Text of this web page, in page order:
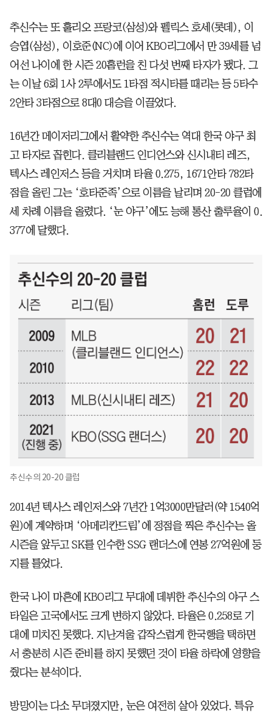
추신수는 또 훌리오 프랑코(삼성)와 펠릭스 호세(롯데), 이
승엽(삼성), 이호준(NC)에 이어 KBO리그에서 만 39세를 넘
어선 나이에 한 시즌 20홈런을 친 다섯 번째 타자가 됐다. 그
는 이날 6회 1사 2루에서도 1타점 적시타를 때리는 등 5타수
2안타 3타점으로 8대0 대승을 이끌었다.
16년간 메이저리그에서 활약한 추신수는 역대 한국 야구 최
고 타자로 꼽힌다. 클리블랜드 인디언스와 신시내티 레즈,
텍사스 레인저스 등을 거치며 타율 0.275, 1671안타 782타
점을 올린 그는 ‘호타준족’으로 이름을 날리며 20-20 클럽에
세 차례 이름을 올렸다. ‘눈 야구’에도 능해 통산 출루율이 0.
377에 달했다.
추신수의 20-20 클럽
2014년 텍사스 레인저스와 7년간 1억3000만달러(약 1540억
원)에 계약하며 ‘아메리칸드림’에 정점을 찍은 추신수는 올
시즌을 앞두고 SK를 인수한 SSG 랜더스에 연봉 27억원에 둥
지를 틀었다.
한국 나이 마흔에 KBO리그 무대에 데뷔한 추신수의 야구 스
타일은 고국에서도 크게 변하지 않았다. 타율은 0.258로 기
대에 미치진 못했다. 지난겨울 갑작스럽게 한국행을 택하면
서 충분히 시즌 준비를 하지 못했던 것이 타율 하락에 영향을
줬다는 분석이다.
방망이는 다소 무뎌졌지만, 눈은 여전히 살아 있었다. 특유